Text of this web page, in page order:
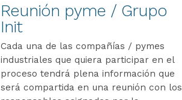
Reunión pyme / Grupo
Init
Cada una de las compañías / pymes
industriales que quiera participar en el
proceso tendrá plena información que
será compartida en una reunión con los